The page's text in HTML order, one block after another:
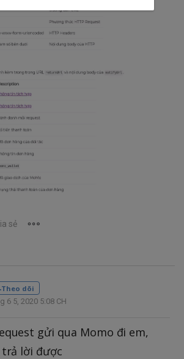
sẻ
Theo dõi
6 5, 2020 5:08 CH
gửi qua Momo đi em,
lời được